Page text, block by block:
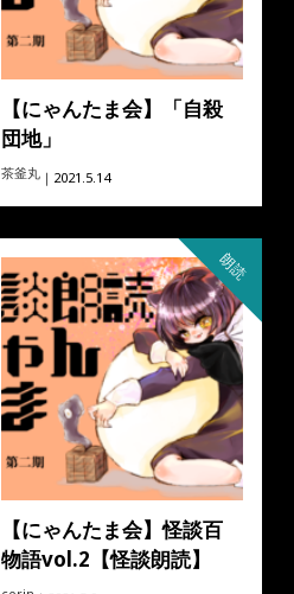
【にゃんたま会】「自殺
団地」
茶釜丸｜2021.5.14
朗読
【にゃんたま会】怪談百
物語vol.2【怪談朗読】